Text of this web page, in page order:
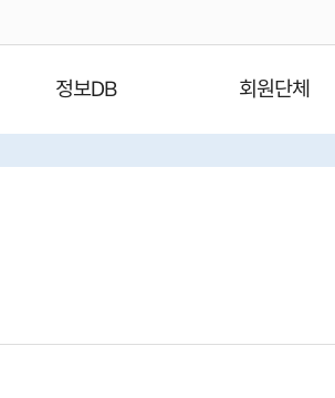
정보DB 회원단체